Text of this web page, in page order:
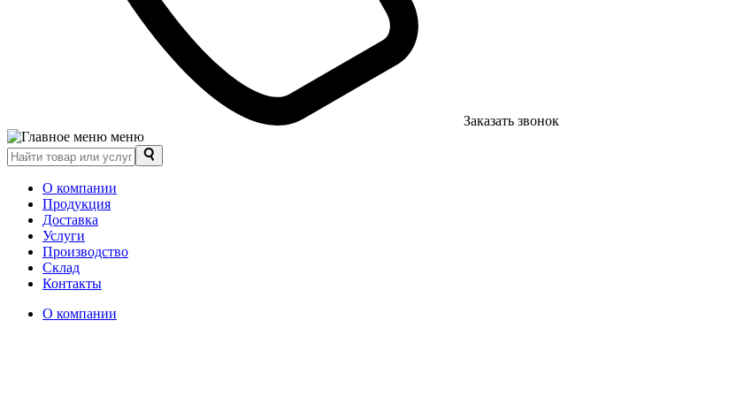
Заказать звонок
меню
О компании
Продукция
Доставка
Услуги
Производство
Склад
Контакты
О компании